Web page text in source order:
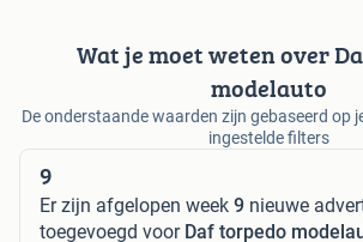
Wat je moet weten over
modelauto
De onderstaande waarden zijn gebaseerd op
ingestelde filters
9
Er zijn afgelopen week 9 nieuwe
toegevoegd voor Daf torpedo